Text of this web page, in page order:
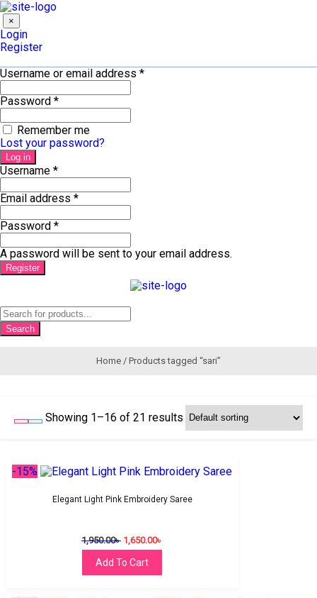
×
Login
Register
Username or email address *
Password *
Remember me
Lost your password?
Log in
Username *
Email address *
Password *
A password will be sent to your email address.
Register
Products
search
Search
Home / Products tagged “sari”
Showing 1–16 of 21 results
-15%
Elegant Light Pink Embroidery Saree
1,950.00৳ 1,650.00৳
Add To Cart